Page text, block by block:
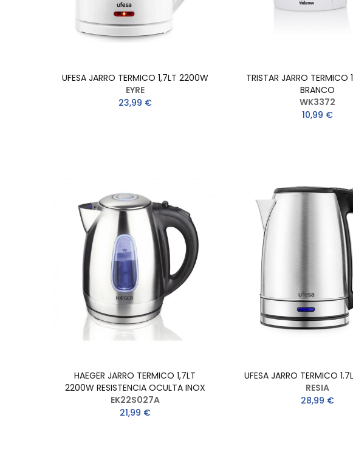
UFESA JARRO TERMICO 1,7LT 2200W
EYRE
23,99 €
TRISTAR JARRO TERMICO
BRANCO
WK3372
10,99 €
HAEGER JARRO TERMICO 1,7LT
2200W RESISTENCIA OCULTA INOX
EK22S027A
21,99 €
UFESA JARRO TERMICO
RESIA
28,99 €